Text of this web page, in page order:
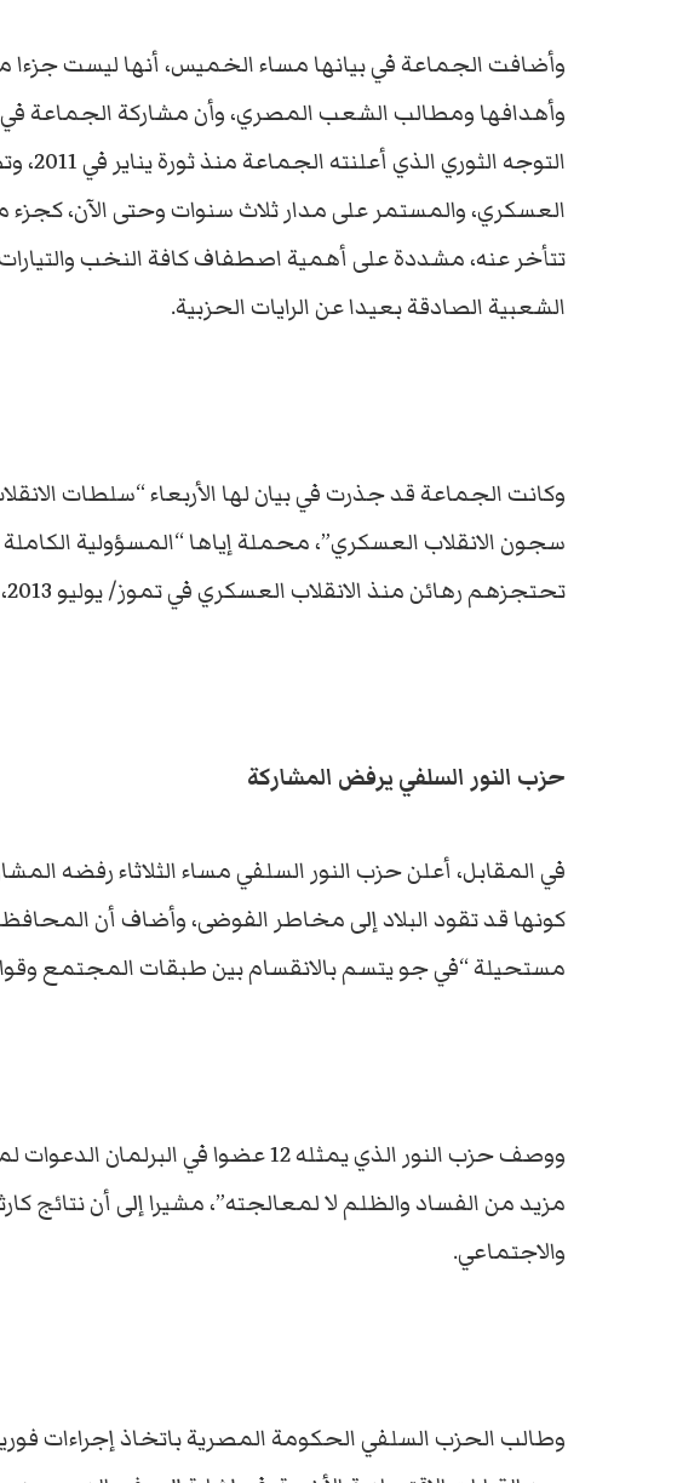
وأضافت الجماعة في بيانها مساء الخميس، أنها ليست جزءا
وأهدافها ومطالب الشعب المصري، وأن مشاركة الجماعة
التوجه
العسكري، والمستمر على مدار ثلاث سنوات وحتى الآن،
تتأخر عنه، مشددة على أهمية اصطفاف كافة النخب
الشعبية الصادقة بعيدا عن الرايات الحزبية.
وكانت الجماعة قد جذرت في بيان لها الأربعاء “سلطات
سجون الانقلاب العسكري”، محملة إياها “المسؤولية
تحتجزهم رهائن منذ الانقلاب العسكري في تموز/ يوليو 2013، وحتى الآن”.
حزب النور السلفي يرفض المشاركة
في المقابل، أعلن حزب النور السلفي مساء الثلاثاء رفضه
كونها قد تقود البلاد إلى مخاطر الفوضى، وأضاف أن
مستحيلة “في جو يتسم بالانقسام بين طبقات المجتمع
ووصف حزب النور الذي يمثله 12 عضوا في
مزيد من الفساد والظلم لا لمعالجته”، مشيرا إلى أن نتائج
والاجتماعي.
وطالب الحزب السلفي الحكومة المصرية باتخاذ إجراءات